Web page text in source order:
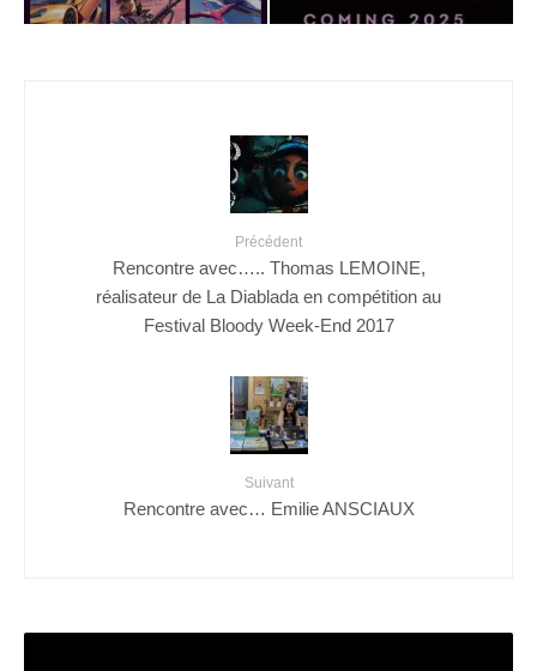
Précédent
Rencontre avec….. Thomas LEMOINE,
réalisateur de La Diablada en compétition au
Festival Bloody Week-End 2017
Suivant
Rencontre avec… Emilie ANSCIAUX